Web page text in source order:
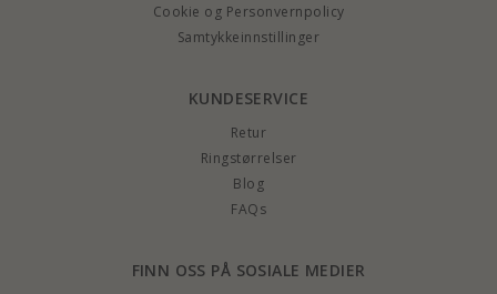
Cookie og Personvernpolicy
Samtykkeinnstillinger
KUNDESERVICE
Retur
Ringstørrelser
Blog
FAQs
FINN OSS PÅ SOSIALE MEDIER